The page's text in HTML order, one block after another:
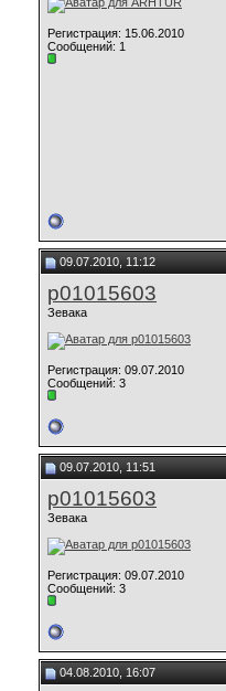
Регистрация: 15.06.2010
Сообщений: 1
09.07.2010, 11:12
p01015603
Зевака
Регистрация: 09.07.2010
Сообщений: 3
09.07.2010, 11:51
p01015603
Зевака
Регистрация: 09.07.2010
Сообщений: 3
04.08.2010, 16:07